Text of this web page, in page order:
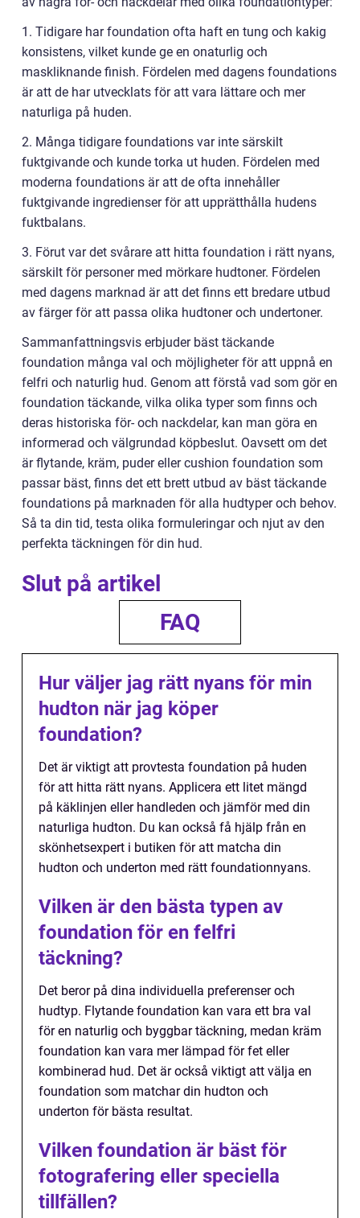
1. Tidigare har foundation ofta haft en tung och kakig
konsistens, vilket kunde ge en onaturlig och
maskliknande finish. Fördelen med dagens foundations
är att de har utvecklats för att vara lättare och mer
naturliga på huden.
2. Många tidigare foundations var inte särskilt
fuktgivande och kunde torka ut huden. Fördelen med
moderna foundations är att de ofta innehåller
fuktgivande ingredienser för att upprätthålla hudens
fuktbalans.
3. Förut var det svårare att hitta foundation i rätt nyans,
särskilt för personer med mörkare hudtoner. Fördelen
med dagens marknad är att det finns ett bredare utbud
av färger för att passa olika hudtoner och undertoner.
Sammanfattningsvis erbjuder bäst täckande
foundation många val och möjligheter för att uppnå en
felfri och naturlig hud. Genom att förstå vad som gör en
foundation täckande, vilka olika typer som finns och
deras historiska för- och nackdelar, kan man göra en
informerad och välgrundad köpbeslut. Oavsett om det
är flytande, kräm, puder eller cushion foundation som
passar bäst, finns det ett brett utbud av bäst täckande
foundations på marknaden för alla hudtyper och behov.
Så ta din tid, testa olika formuleringar och njut av den
perfekta täckningen för din hud.
Slut på artikel
FAQ
Hur väljer jag rätt nyans för min
hudton när jag köper
foundation?
Det är viktigt att provtesta foundation på huden
för att hitta rätt nyans. Applicera ett litet mängd
på käklinjen eller handleden och jämför med din
naturliga hudton. Du kan också få hjälp från en
skönhetsexpert i butiken för att matcha din
hudton och underton med rätt foundationnyans.
Vilken är den bästa typen av
foundation för en felfri
täckning?
Det beror på dina individuella preferenser och
hudtyp. Flytande foundation kan vara ett bra val
för en naturlig och byggbar täckning, medan kräm
foundation kan vara mer lämpad för fet eller
kombinerad hud. Det är också viktigt att välja en
foundation som matchar din hudton och
underton för bästa resultat.
Vilken foundation är bäst för
fotografering eller speciella
tillfällen?